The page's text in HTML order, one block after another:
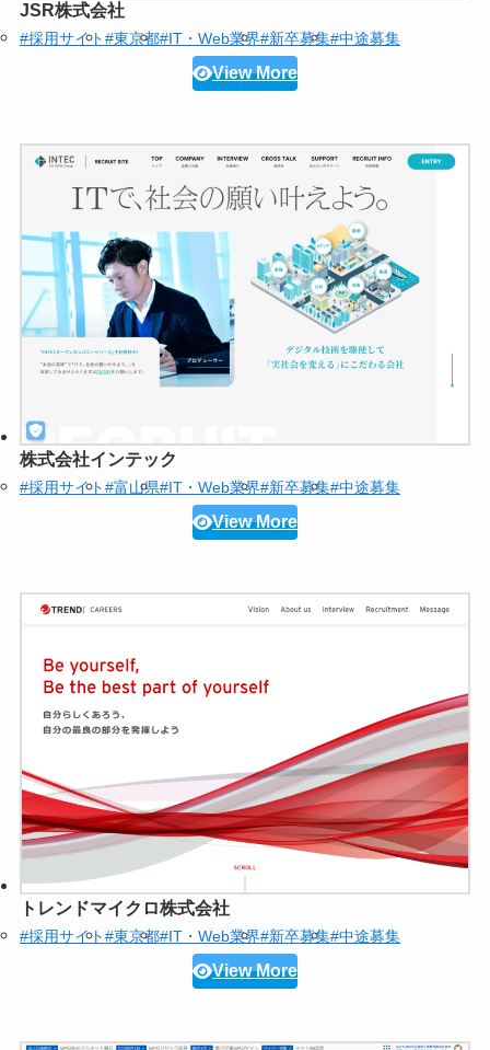
JSR株式会社
#採用サイト#東京都#IT・Web業界#新卒募集#中途募集
View More
株式会社インテック
#採用サイト#富山県#IT・Web業界#新卒募集#中途募集
View More
トレンドマイクロ株式会社
#採用サイト#東京都#IT・Web業界#新卒募集#中途募集
View More